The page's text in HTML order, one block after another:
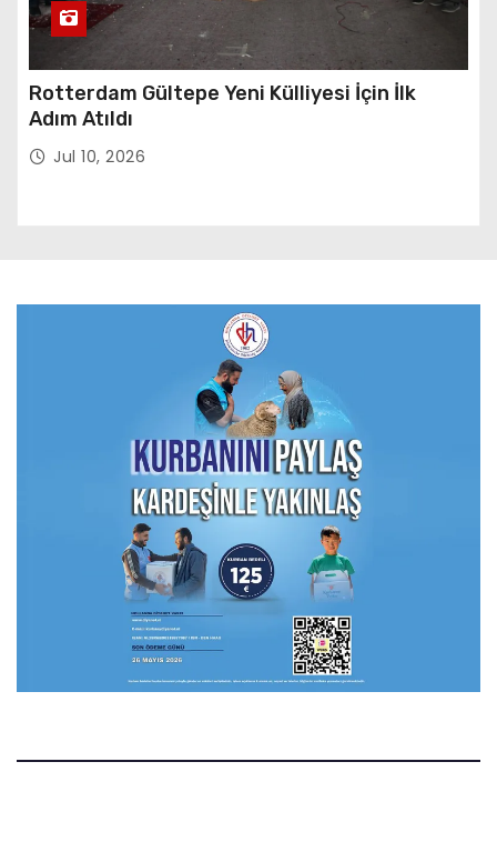
Rotterdam Gültepe Yeni Külliyesi İçin İlk
Adım Atıldı
Jul 10, 2026